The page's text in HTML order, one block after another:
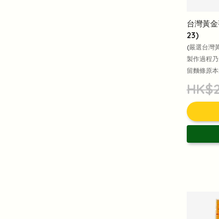
台灣黃
23)
(嚴選台灣
製作過程
留麵條原